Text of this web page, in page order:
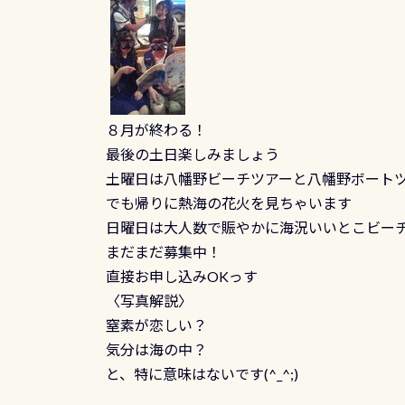
８月が終わる！
最後の土日楽しみましょう
土曜日は八幡野ビーチツアーと八幡野ボート
でも帰りに熱海の花火を見ちゃいます
日曜日は大人数で賑やかに海況いいとこビー
まだまだ募集中！
直接お申し込みOKっす
〈写真解説〉
窒素が恋しい？
気分は海の中？
と、特に意味はないです(^_^;)